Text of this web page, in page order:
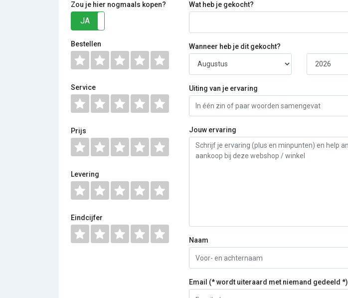
Zou je hier nogmaals kopen?
JA
Bestellen
Service
Prijs
Levering
Eindcijfer
Wat heb je gekocht?
Wanneer heb je dit gekocht?
Uiting van je ervaring
Jouw ervaring
Naam
Email (* wordt uiteraard met niemand gedeeld *)